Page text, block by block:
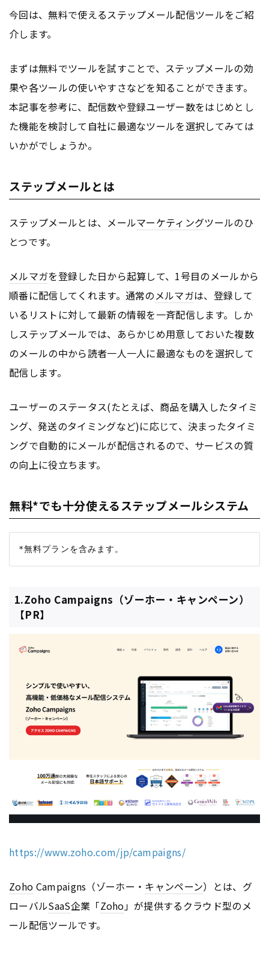
今回は、無料で使えるステップメール配信ツールをご紹
介します。
まずは無料でツールを試すことで、ステップメールの効
果や各ツールの使いやすさなどを知ることができます。
本記事を参考に、配信数や登録ユーザー数をはじめとし
た機能を検討して自社に最適なツールを選択してみては
いかがでしょうか。
ステップメールとは
ステップメールとは、メールマーケティングツールのひ
とつです。
メルマガを登録した日から起算して、1号目のメールから
順番に配信してくれます。通常のメルマガは、登録して
いるリストに対して最新の情報を一斉配信します。しか
しステップメールでは、あらかじめ用意しておいた複数
のメールの中から読者一人一人に最適なものを選択して
配信します。
ユーザーのステータス(たとえば、商品を購入したタイミ
ング、発送のタイミングなど)に応じて、決まったタイミ
ングで自動的にメールが配信されるので、サービスの質
の向上に役立ちます。
無料*でも十分使えるステップメールシステム
1.Zoho Campaigns（ゾーホー・キャンペーン）
【PR】
https://www.zoho.com/jp/campaigns/
Zoho Campaigns（ゾーホー・ キャンペーン）とは、グ
ローバルSaaS企業「Zoho 」が提供するクラウド型のメ
ール配信ツールです。